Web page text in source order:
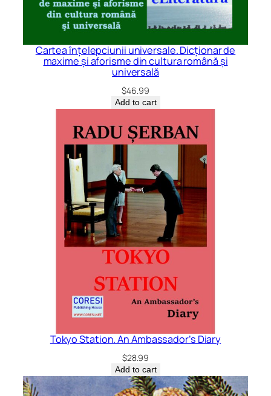
Cartea înțelepciunii universale. Dicționar de
maxime și aforisme din cultura română și
universală
$46.99
Add to cart
Tokyo Station. An Ambassador’s Diary
$28.99
Add to cart